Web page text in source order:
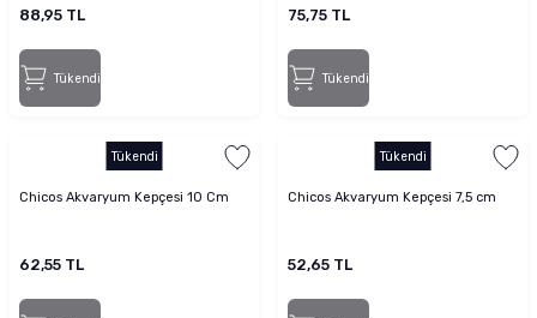
88,95 TL
Tükendi
75,75 TL
Tükendi
Tükendi
Chicos Akvaryum Kepçesi 10 Cm
62,55 TL
Tükendi
Chicos Akvaryum Kepçesi 7,5 cm
52,65 TL